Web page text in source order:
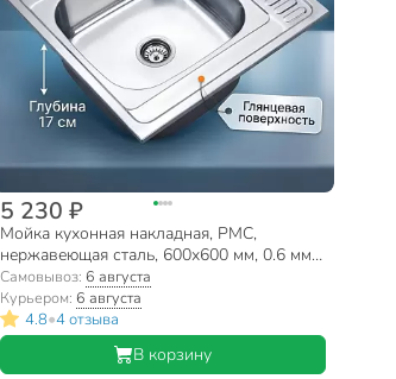
5 230 ₽
Мойка кухонная накладная, РМС,
нержавеющая сталь, 600х600 мм, 0.6 мм,
левый + сифон, MG6-6060L
Самовывоз: 6 августа
Курьером: 6 августа
4.8•4 отзыва
В корзину